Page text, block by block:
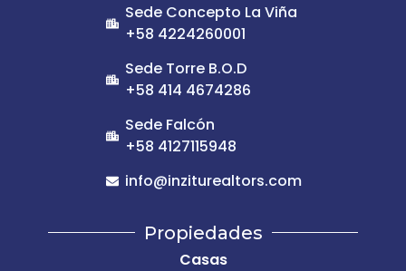
Sede Concepto La Viña
+58 4224260001
Sede Torre B.O.D
+58 414 4674286
Sede Falcón
+58 4127115948
info@inziturealtors.com
Propiedades
Casas